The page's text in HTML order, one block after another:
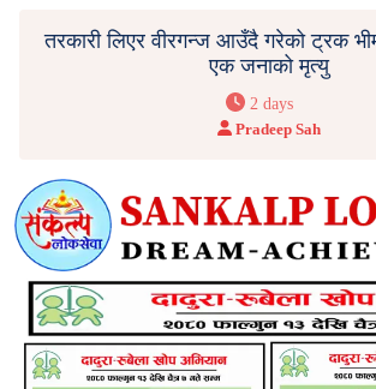
तरकारी लिएर वीरगन्ज आउँदै गरेको ट्रक
एक जनाको मृत्यु
2 days
Pradeep Sah